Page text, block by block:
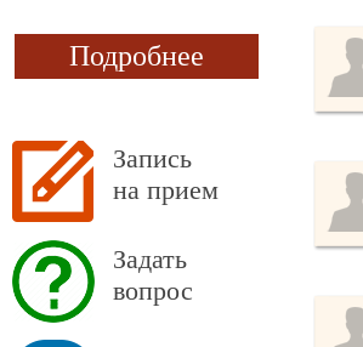
Подробнее
Запись
на прием
Задать
вопрос